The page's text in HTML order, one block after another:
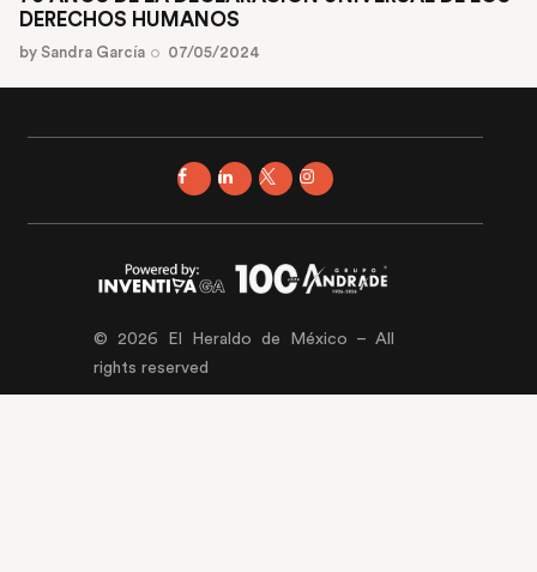
DERECHOS HUMANOS
by Sandra García 07/05/2024
© 2026 El Heraldo de México – All
rights reserved